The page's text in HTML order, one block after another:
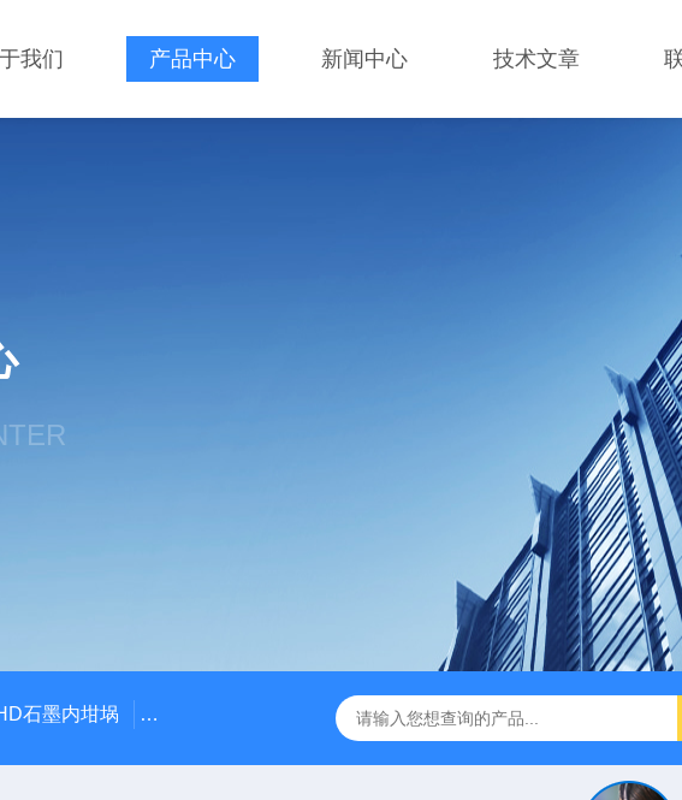
我们 产品中心 新闻中心 技术文章
石墨内坩埚 A028610A028610 FILTER REPLAN AM11-1 viledon P15/